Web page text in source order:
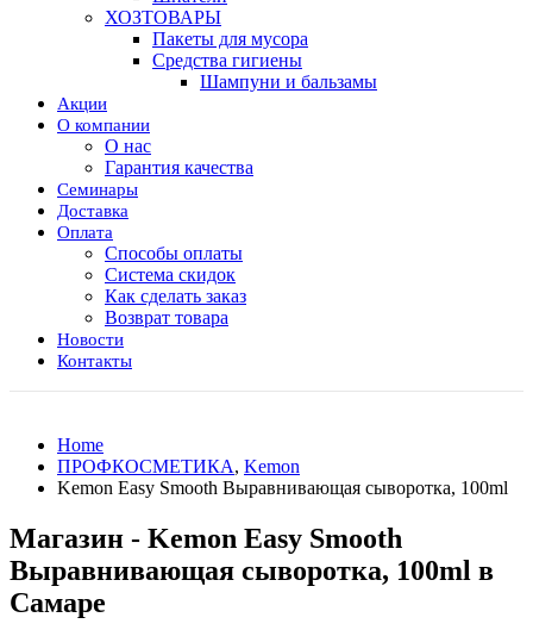
ХОЗТОВАРЫ
Пакеты для мусора
Средства гигиены
Шампуни и бальзамы
Акции
О компании
О нас
Гарантия качества
Семинары
Доставка
Оплата
Способы оплаты
Система скидок
Как сделать заказ
Возврат товара
Новости
Контакты
Home
ПРОФКОСМЕТИКА, Kemon
Kemon Easy Smooth Выравнивающая сыворотка, 100ml
Магазин - Kemon Easy Smooth
Выравнивающая сыворотка, 100ml в
Самаре